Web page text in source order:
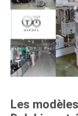
Les